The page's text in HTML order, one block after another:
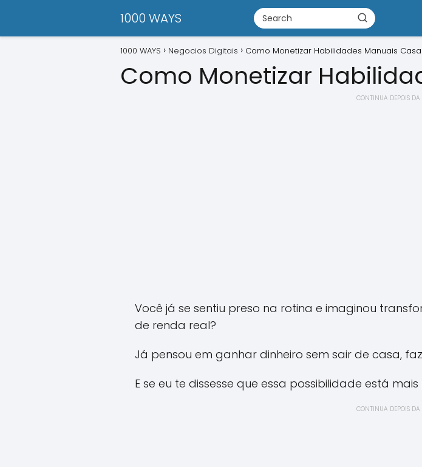
1000 WAYS
1000 WAYS Negocios Digitais Como Monetizar Habilidades Manuais Casa
Como Monetizar
CONTINUA DEPOIS DA
Você já se sentiu preso na rotina e imaginou
de renda real?
Já pensou em ganhar dinheiro sem sair de casa,
E se eu te dissesse que essa possibilidade está
CONTINUA DEPOIS DA